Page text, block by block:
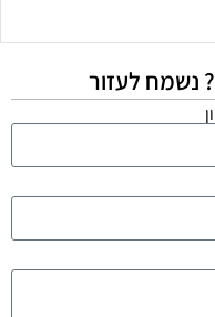
נשמח לעזור